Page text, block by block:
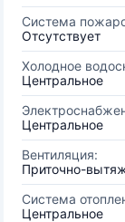
Система
Отсутствует
Холодное
Центральное
Центральное
Вентиляция:
Приточно-
Система
Центральное